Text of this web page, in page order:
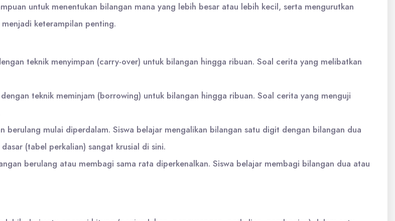
untuk menentukan bilangan mana yang lebih besar atau lebih kecil, serta mengurutkan
keterampilan penting.
teknik menyimpan (carry-over) untuk bilangan hingga ribuan. Soal cerita yang melibatkan
teknik meminjam (borrowing) untuk bilangan hingga ribuan. Soal cerita yang menguji
berulang mulai diperdalam. Siswa belajar mengalikan bilangan satu digit dengan bilangan dua
(tabel perkalian) sangat krusial di sini.
berulang atau membagi sama rata diperkenalkan. Siswa belajar membagi bilangan dua atau